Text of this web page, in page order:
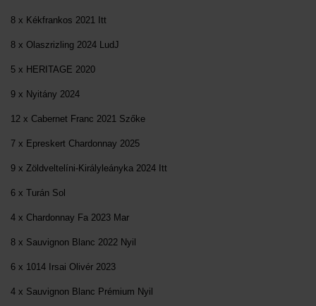
8 x Kékfrankos 2021 Itt
8 x Olaszrizling 2024 LudJ
5 x HERITAGE 2020
9 x Nyitány 2024
12 x Cabernet Franc 2021 Szőke
7 x Epreskert Chardonnay 2025
9 x Zöldveltelíni-Királyleányka 2024 Itt
6 x Turán Sol
4 x Chardonnay Fa 2023 Mar
8 x Sauvignon Blanc 2022 Nyil
6 x 1014 Irsai Olivér 2023
4 x Sauvignon Blanc Prémium Nyil